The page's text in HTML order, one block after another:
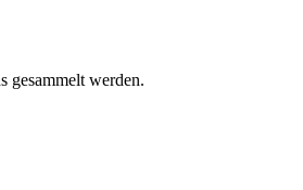
gesammelt werden.